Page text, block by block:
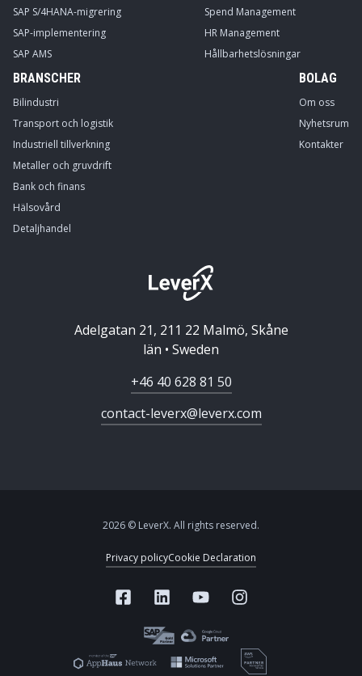
SAP S/4HANA-migrering
SAP-implementering
SAP AMS
Spend Management
HR Management
Hållbarhetslösningar
BRANSCHER
Bilindustri
Transport och logistik
Industriell tillverkning
Metaller och gruvdrift
Bank och finans
Hälsovård
Detaljhandel
BOLAG
Om oss
Nyhetsrum
Kontakter
Adelgatan 21, 211 22 Malmö, Skåne
län • Sweden
+46 40 628 81 50
contact-leverx@leverx.com
2026 © LeverX. All rights reserved.
Privacy policyCookie Declaration